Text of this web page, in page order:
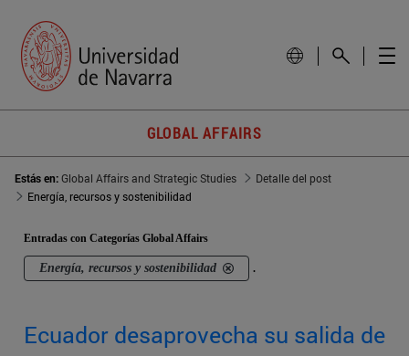
GLOBAL AFFAIRS
Estás en:Global Affairs and Strategic Studies
Detalle del post
Energía, recursos y sostenibilidad
Entradas con Categorías Global Affairs
Energía, recursos y sostenibilidad .
Ecuador desaprovecha su salida de